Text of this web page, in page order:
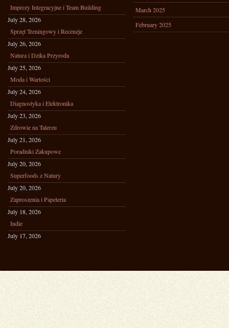
Imprezy Integracyjne i Team Building
July 28, 2026
Sprzęt Treningowy i Recenzje
July 26, 2026
Natura i Dzika Przyroda
July 25, 2026
Moda i Wartości
July 24, 2026
Diagnostyka i Elektronika
July 23, 2026
Zdrowie na Talerzu
July 21, 2026
Poradniki Zakupowe
July 20, 2026
Superfoods z Natury
July 20, 2026
Zaproszenia i Papeteria
July 18, 2026
Indie
July 17, 2026
March 2025
February 2025